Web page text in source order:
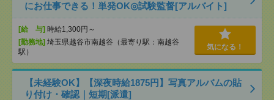
にお仕事できる！単発OK◎試験監督[アルバイト]
[給 与] 時給1,300円～
[勤務地] 埼玉県越谷市南越谷（最寄り駅：南越谷
駅）
気になる！
【未経験OK】【深夜時給1875円】写真アルバムの貼
り付け・確認｜短期[派遣]